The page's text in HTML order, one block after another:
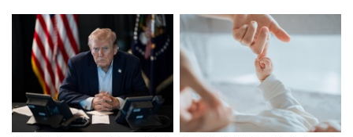
的槓桿風暴
美中角力下，台灣最該擔心
的事